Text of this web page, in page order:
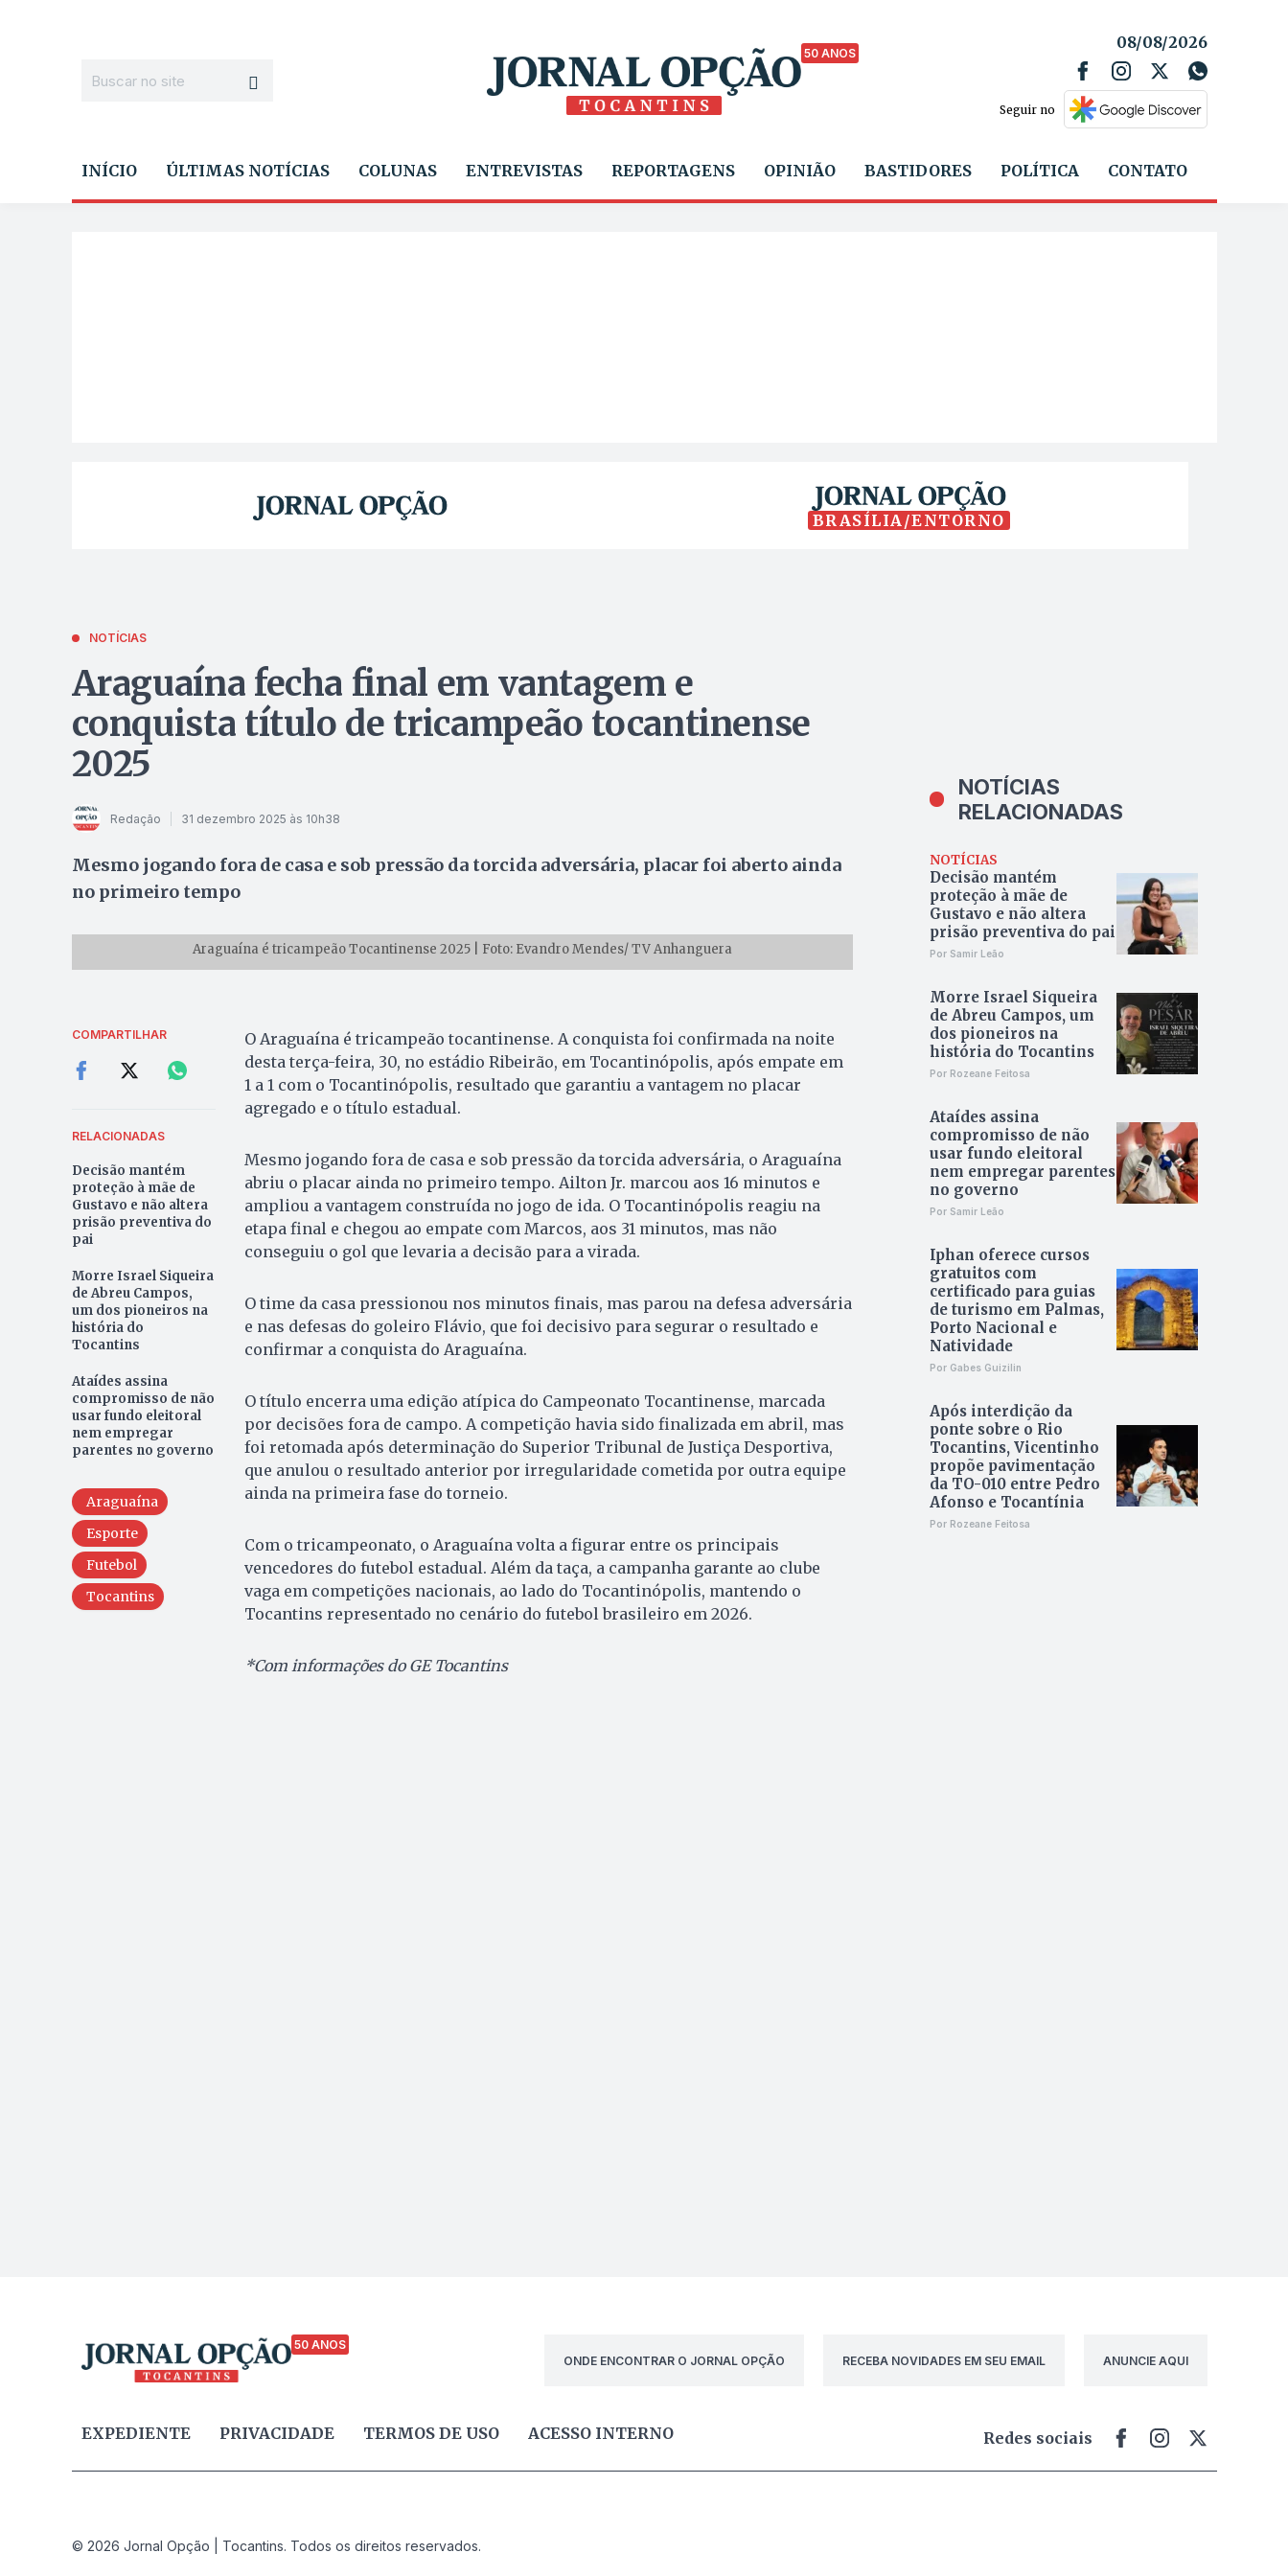
50 ANOS
08/08/2026
Seguir no
INÍCIO ÚLTIMAS NOTÍCIAS COLUNAS ENTREVISTAS REPORTAGENS OPINIÃO BASTIDORES POLÍTICA CONTATO
BRASÍLIA/ENTORNO
NOTÍCIAS
Araguaína fecha final em vantagem e
conquista título de tricampeão tocantinense
2025
Redação 31 dezembro 2025 às 10h38
Mesmo jogando fora de casa e sob pressão da torcida adversária, placar foi aberto ainda
no primeiro tempo
Araguaína é tricampeão Tocantinense 2025 | Foto: Evandro Mendes/ TV Anhanguera
COMPARTILHAR
RELACIONADAS
Decisão mantém
proteção à mãe de
Gustavo e não altera
prisão preventiva do
pai
Morre Israel Siqueira
de Abreu Campos,
um dos pioneiros na
história do
Tocantins
Ataídes assina
compromisso de não
usar fundo eleitoral
nem empregar
parentes no governo
Araguaína
Esporte
Futebol
Tocantins
O Araguaína é tricampeão tocantinense. A conquista foi confirmada na noite
desta terça-feira, 30, no estádio Ribeirão, em Tocantinópolis, após empate em
1 a 1 com o Tocantinópolis, resultado que garantiu a vantagem no placar
agregado e o título estadual.
Mesmo jogando fora de casa e sob pressão da torcida adversária, o Araguaína
abriu o placar ainda no primeiro tempo. Ailton Jr. marcou aos 16 minutos e
ampliou a vantagem construída no jogo de ida. O Tocantinópolis reagiu na
etapa final e chegou ao empate com Marcos, aos 31 minutos, mas não
conseguiu o gol que levaria a decisão para a virada.
O time da casa pressionou nos minutos finais, mas parou na defesa adversária
e nas defesas do goleiro Flávio, que foi decisivo para segurar o resultado e
confirmar a conquista do Araguaína.
O título encerra uma edição atípica do Campeonato Tocantinense, marcada
por decisões fora de campo. A competição havia sido finalizada em abril, mas
foi retomada após determinação do Superior Tribunal de Justiça Desportiva,
que anulou o resultado anterior por irregularidade cometida por outra equipe
ainda na primeira fase do torneio.
Com o tricampeonato, o Araguaína volta a figurar entre os principais
vencedores do futebol estadual. Além da taça, a campanha garante ao clube
vaga em competições nacionais, ao lado do Tocantinópolis, mantendo o
Tocantins representado no cenário do futebol brasileiro em 2026.
*Com informações do GE Tocantins
NOTÍCIAS
RELACIONADAS
NOTÍCIAS
Decisão mantém
proteção à mãe de
Gustavo e não altera
prisão preventiva do pai
Por Samir Leão
Morre Israel Siqueira
de Abreu Campos, um
dos pioneiros na
história do Tocantins
Por Rozeane Feitosa
Ataídes assina
compromisso de não
usar fundo eleitoral
nem empregar parentes
no governo
Por Samir Leão
Iphan oferece cursos
gratuitos com
certificado para guias
de turismo em Palmas,
Porto Nacional e
Natividade
Por Gabes Guizilin
Após interdição da
ponte sobre o Rio
Tocantins, Vicentinho
propõe pavimentação
da TO-010 entre Pedro
Afonso e Tocantínia
Por Rozeane Feitosa
50 ANOS
ONDE ENCONTRAR O JORNAL OPÇÃO
RECEBA NOVIDADES EM SEU EMAIL ANUNCIE AQUI
EXPEDIENTE PRIVACIDADE TERMOS DE USO ACESSO INTERNO Redes sociais
© 2026 Jornal Opção | Tocantins. Todos os direitos reservados.